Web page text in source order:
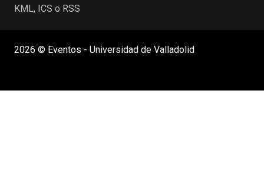
KML, ICS o RSS
2026 © Eventos - Universidad de Valladolid